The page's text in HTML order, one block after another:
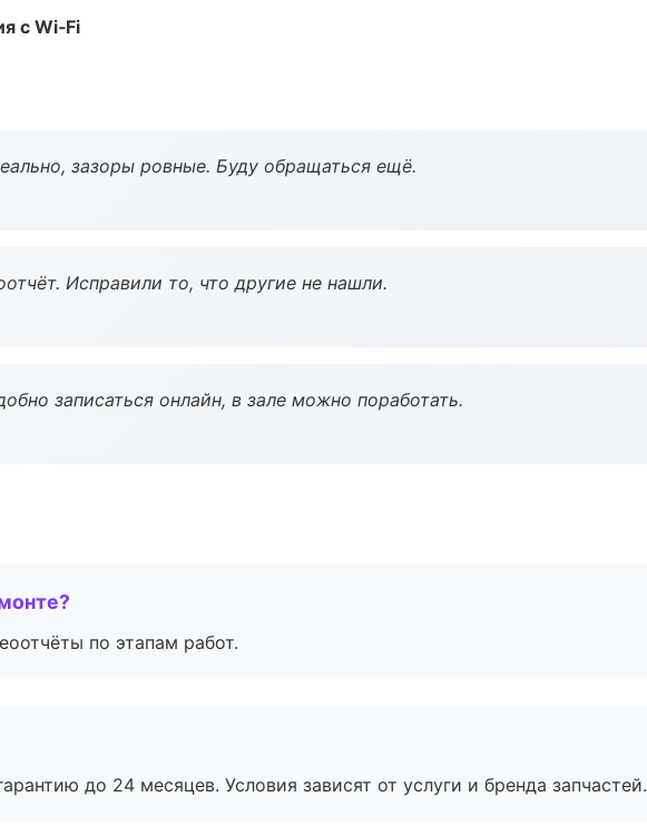
с Wi‑Fi
зазоры ровные. Буду обращаться ещё.
Исправили то, что другие не нашли.
записаться онлайн, в зале можно поработать.
по этапам работ.
до 24 месяцев. Условия зависят от услуги и бренда запчастей.